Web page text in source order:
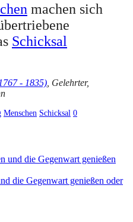
machen sich
Schicksal
- 1835) , Gelehrter,
Menschen Schicksal 0
und die Gegenwart genießen
die Gegenwart genießen oder